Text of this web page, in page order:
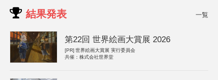
結果発表 一覧
第22回 世界絵画大賞展 2026
[PR] 世界絵画大賞展 実行委員会
共催：株式会社世界堂